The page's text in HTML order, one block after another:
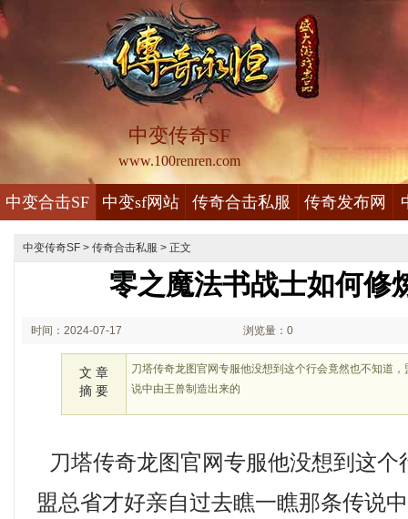
中变传奇SF
www.100renren.com
中变合击SF 中变sf网站 传奇合击私服 传奇发布网
中变传奇SF > 传奇合击私服 > 正文
零之魔法书战士如何修
时间：2024-07-17 浏览量：0
文 章
摘 要
刀塔传奇龙图官网专服他没想到这个行会竟然也不知道
说中由王兽制造出来的
刀塔传奇龙图官网专服他没想到这个
盟总省才好亲自过去瞧一瞧那条传说